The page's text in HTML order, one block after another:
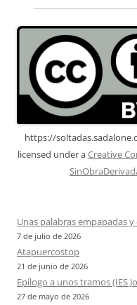
https://
licensed under aCreative
Unas palabras empapadas
7 de julio de 2026
Atapuercostop
21 de junio de 2026
Epílogo a unos tramos (IES
27 de mayo de 2026